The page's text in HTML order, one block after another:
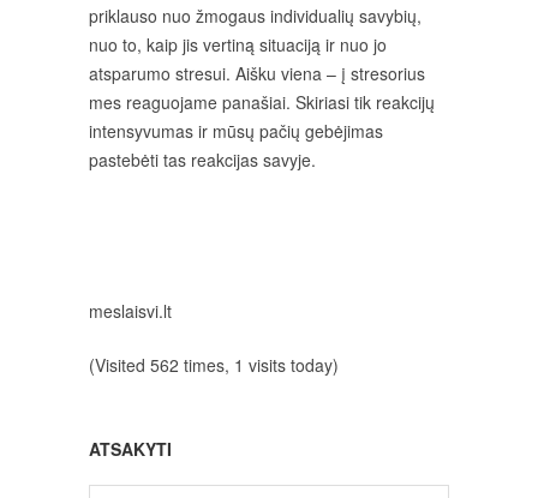
priklauso nuo žmogaus individualių savybių,
nuo to, kaip jis vertiną situaciją ir nuo jo
atsparumo stresui. Aišku viena – į stresorius
mes reaguojame panašiai. Skiriasi tik reakcijų
intensyvumas ir mūsų pačių gebėjimas
pastebėti tas reakcijas savyje.
meslaisvi.lt
(Visited 562 times, 1 visits today)
ATSAKYTI